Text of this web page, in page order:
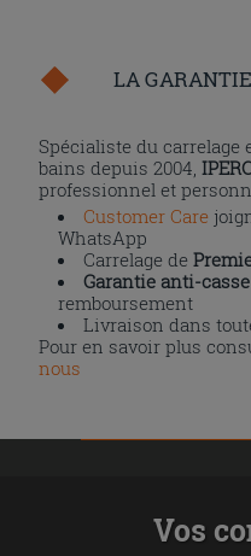
LA
Spécialiste du carrelage
bains depuis 2004,
professionnel et
Customer Care
WhatsApp
Carrelage de
Garantie anti-casse
remboursement
Livraison dans
Pour en savoir plus
nous
Vos